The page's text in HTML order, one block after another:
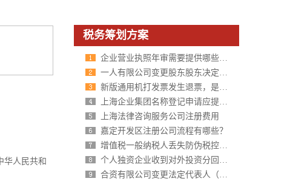
华人民共和
税务筹划方案
企业营业执照年审需要提供哪些资料？
一人有限公司变更股东股东决定范本参考
新版通用机打发票发生退票，是否需要申请开具红字发票如何操作？
上海企业集团名称登记申请应提交的材料文件及证件
上海法律咨询服务公司注册费用
嘉定开发区注册公司流程有哪些？
增值税一般纳税人丢失防伪税控开具增值税办理条件
个人独资企业收到对外投资分回的利润如何缴纳个税？
合资有限公司变更法定代表人（不设董事会）股东会决议（执行董事